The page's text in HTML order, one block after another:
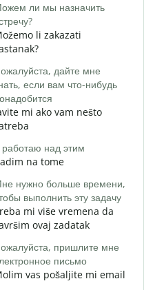
ли мы назначить
li zakazati
дайте мне
если вам что-нибудь
mi ako vam nešto
над этим
na tome
нужно больше времени,
выполнить эту задачу
mi više vremena da
ovaj zadatak
пришлите мне
письмо
vas pošaljite mi email